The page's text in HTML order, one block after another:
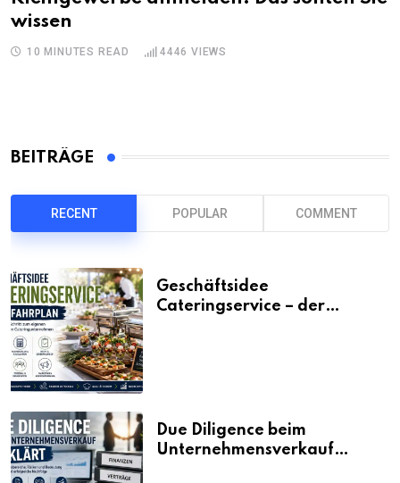
wissen
10 MINUTES READ 4446 VIEWS
BEITRÄGE
RECENT POPULAR COMMENT
Geschäftsidee
Cateringservice – der
Due Diligence beim
Unternehmensverkauf